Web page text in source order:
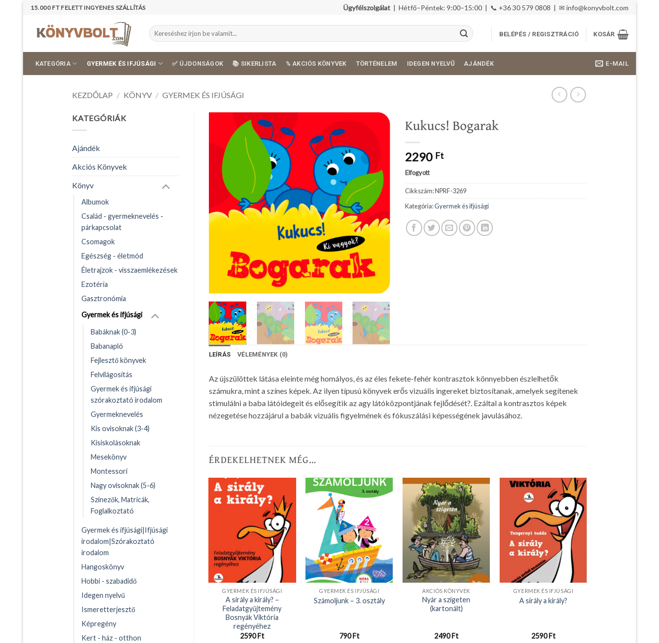
Skip
content
15.000 FT FELETT INGYENES SZÁLLÍTÁS Ügyfélszolgálat | Hétfő–Péntek: 9:00–15:00 | 📞 +36 30 579 0808 | ✉ info@konyvbolt.com
Keresés
a
BELÉPÉS / REGISZTRÁCIÓ KOSÁR
KATEGÓRIA GYERMEK ÉS IFJÚSÁGI ✅ ÚJDONSÁGOK 📚 SIKERLISTA % AKCIÓS KÖNYVEK TÖRTÉNELEM IDEGEN NYELVŰ AJÁNDÉK E-MAIL
KEZDŐLAP / KÖNYV / GYERMEK ÉS IFJÚSÁGI
KATEGÓRIÁK
Ajándék
Akciós Könyvek
Könyv
Albumok
Család - gyermeknevelés -
párkapcsolat
Csomagok
Egészség - életmód
Életrajzok - visszaemlékezések
Ezotéria
Gasztronómia
Gyermek és ifjúsági
Babáknak (0-3)
Babanapló
Fejlesztő könyvek
Felvilágosítás
Gyermek és ifjúsági
szórakoztató irodalom
Gyermeknevelés
Kis ovisoknak (3-4)
Kisiskolásoknak
Mesekönyv
Montessori
Nagy ovisoknak (5-6)
Színezők, Matricák,
Foglalkoztató
Gyermek és ifjúsági|Ifjúsági
irodalom|Szórakoztató
irodalom
Hangoskönyv
Hobbi - szabadidő
Idegen nyelvű
Ismeretterjesztő
Képregény
Kert - ház - otthon
Kukucs! Bogarak
2290 Ft
Elfogyott
Cikkszám:NPRF-3269
Kategória:Gyermek és ifjúsági
LEÍRÁS VÉLEMÉNYEK (0)
Az újszülöttek látása eleinte még homályos, és az éles fekete-fehér kontrasztok könnyebben észlelhetők
számukra, mint a színes képek. Az ilyen típusú könyvek erős vizuális ingereket biztosítanak, amelyek segítenek
stimulálni a baba látóidegeit és elősegítik az agy látóközpontjának fejlődését?. Ezáltal a kontrasztos képek
nézegetése hozzájárul a babák vizuális figyelmének és fókuszálási képességének javulásához.
ÉRDEKELHETNEK MÉG…
GYERMEK ÉS IFJÚSÁGI
A sirály a király? –
Feladatgyűjtemény
Bosnyák Viktória
regényéhez
2590Ft
GYERMEK ÉS IFJÚSÁGI
Számoljunk – 3. osztály
790Ft
AKCIÓS KÖNYVEK
Nyár a szigeten
(kartonált)
2490Ft
GYERMEK ÉS IFJÚSÁGI
A sirály a király?
2590Ft